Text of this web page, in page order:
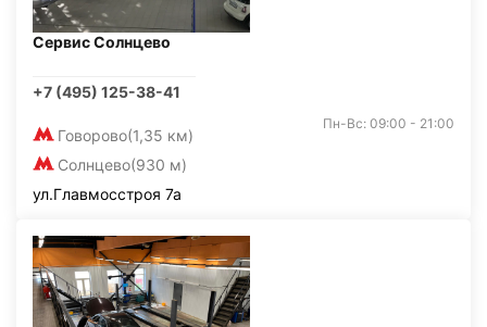
Сервис Солнцево
+7 (495) 125-38-41
Говорово(1,35 км)
Солнцево(930 м)
Пн-Вс: 09:00 - 21:00
ул.Главмосстроя 7а